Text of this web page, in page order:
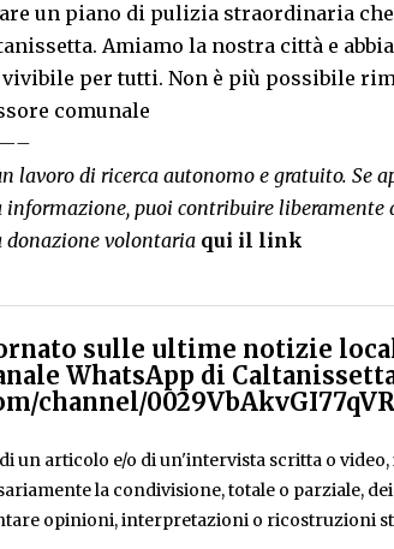
un piano di pulizia straordinaria
Amiamo la nostra città e
per tutti. Non è più possibile
comunale
lavoro di ricerca autonomo e gratuito. Se
informazione, puoi contribuire liberamente
donazione volontaria qui il link
sulle ultime notizie
WhatsApp di
channel/
un articolo e/o di un'intervista scritta o
la condivisione, totale o parziale,
opinioni, interpretazioni o ricostruzioni